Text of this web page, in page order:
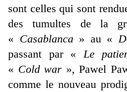
sont celles qui sont
des tumultes de la
« Casablanca » au «
passant par « Le
« Cold war », Pawel
comme le nouveau